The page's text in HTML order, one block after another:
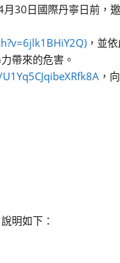
30日國際丹寧日前，
，並
帶來的危害。
，
明如下：